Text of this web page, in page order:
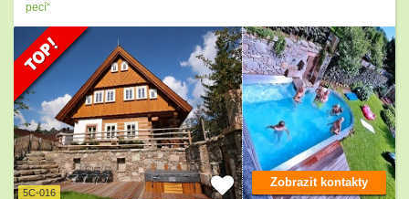
pecí“
5C-016
Zobrazit kontakty